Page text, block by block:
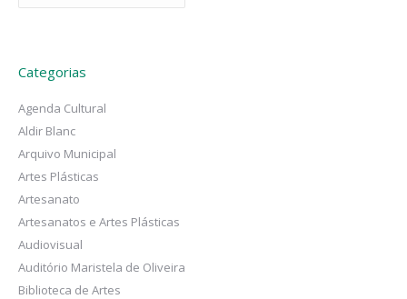
Categorias
Agenda Cultural
Aldir Blanc
Arquivo Municipal
Artes Plásticas
Artesanato
Artesanatos e Artes Plásticas
Audiovisual
Auditório Maristela de Oliveira
Biblioteca de Artes